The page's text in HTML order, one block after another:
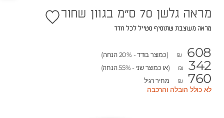
מראה גלשן 70 ס"מ בגוון שחור
מראה מעוצבת שתוסיף סטייל לכל חדר
₪ 608 (כמוצר בודד - 20% הנחה)
₪ 342 (או כמוצר שני - 55% הנחה)
₪ 760 מחיר רגיל
לא כולל הובלה והרכבה